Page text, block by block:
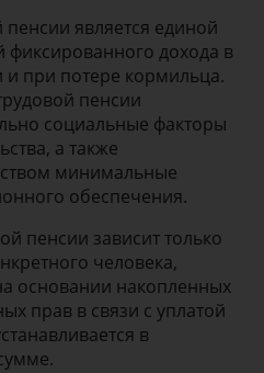
пенсии является единой
фиксированного дохода в
и при потере кормильца.
пенсии
социальные факторы
а также
минимальные
обеспечения.
пенсии зависит только
человека,
основании накопленных
прав в связи с уплатой
в